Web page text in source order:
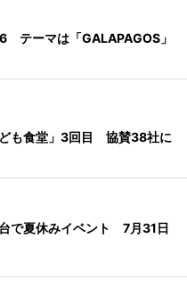
テーマは「GALAPAGOS」
も食堂」3回目 協賛38社に
で夏休みイベント 7月31日